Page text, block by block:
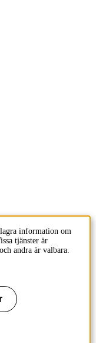
information om
tjänster är
andra är valbara.